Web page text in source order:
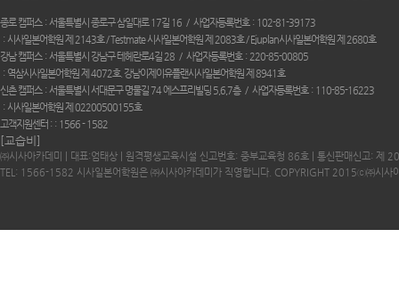
종로 캠퍼스 서울특별시 종로구 삼일대로 17길 16 사업자등록번호
102-81-39173
시사일본어학원 제 2143호 / Testmate 시사일본어학원 제 2083호 / Ejuplan시사일본어학원 제 2680호
강남 캠퍼스
서울특별시 강남구 테헤란로4길 28 사업자등록번호
220-85-00805
역삼시사일본어학원 제 4072호. 강남이제이유플랜시사일본어학원 제 8941호
신촌 캠퍼스
서울특별시 서대문구 명물길 74 에스프리빌딩 5,6,7층 사업자등록번호
110-85-16223
시사일본어학원 제 02200500155호
고객지원센터 :
1566 - 1582
[교습비]
㈜시사아카데미 | 대표:엄태상 | 원격평생교육시설 신고번호: 중부교육청 86호 | 통신판매신고: 제
TEL: 1566-1582 시사일본어학원은 ㈜시사아카데미가 직영합니다. COPYRIGHT 2015ⓒ㈜시사